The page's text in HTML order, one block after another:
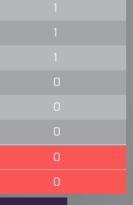
1
1
1
0
0
0
0
0